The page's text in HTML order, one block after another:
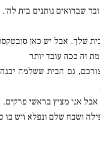
שברואים נותנים בית
שלך. אבל יש כאן
זה ככה עובד יותר
גם הבית ששלמה
אבל אני מציץ בראשי פרקים.
ושבח שלם ונפלא ויש